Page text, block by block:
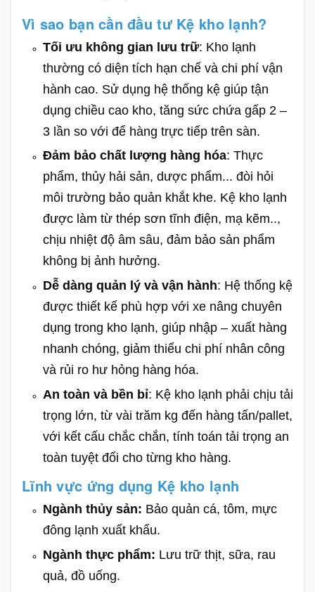
Vì sao bạn cần đầu tư Kệ kho lạnh?
Tối ưu không gian lưu trữ: Kho lạnh
thường có diện tích hạn chế và chi phí vận
hành cao. Sử dụng hệ thống kệ giúp tận
dụng chiều cao kho, tăng sức chứa gấp 2 –
3 lần so với để hàng trực tiếp trên sàn.
Đảm bảo chất lượng hàng hóa: Thực
phẩm, thủy hải sản, dược phẩm... đòi hỏi
môi trường bảo quản khắt khe. Kệ kho lạnh
được làm từ thép sơn tĩnh điện, mạ kẽm..,
chịu nhiệt độ âm sâu, đảm bảo sản phẩm
không bị ảnh hưởng.
Dễ dàng quản lý và vận hành: Hệ thống kệ
được thiết kế phù hợp với xe nâng chuyên
dụng trong kho lạnh, giúp nhập – xuất hàng
nhanh chóng, giảm thiểu chi phí nhân công
và rủi ro hư hỏng hàng hóa.
An toàn và bền bỉ: Kệ kho lạnh phải chịu tải
trọng lớn, từ vài trăm kg đến hàng tấn/pallet,
với kết cấu chắc chắn, tính toán tải trọng an
toàn tuyệt đối cho từng kho hàng.
Lĩnh vực ứng dụng Kệ kho lạnh
Ngành thủy sản: Bảo quản cá, tôm, mực
đông lạnh xuất khẩu.
Ngành thực phẩm: Lưu trữ thịt, sữa, rau
quả, đồ uống.